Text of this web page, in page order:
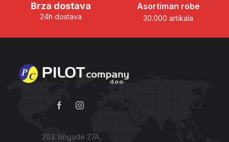
Brza dostava
24h dostava
Asortiman robe
30.000 artikala
203. brigade 27A,